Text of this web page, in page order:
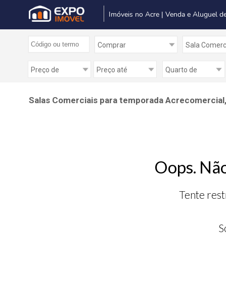
Imóveis no Acre | Venda e Aluguel
Salas Comerciais para temporada
Oops.
Tente